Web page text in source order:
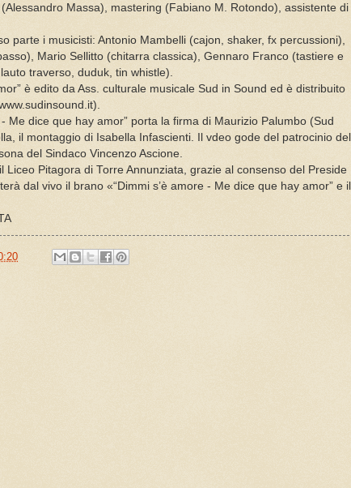
Massa), mastering (Fabiano M. Rotondo), assistente di
parte i musicisti: Antonio Mambelli (cajon, shaker, fx percussioni),
Mario Sellitto (chitarra classica), Gennaro Franco (tastiere e
traverso, duduk, tin whistle).
è edito da Ass. culturale musicale Sud in Sound ed è distribuito
- Me dice que hay amor” porta la firma di Maurizio Palumbo (Sud
il montaggio di Isabella Infascienti. Il vdeo gode del patrocinio del
del Sindaco Vincenzo Ascione.
Pitagora di Torre Annunziata, grazie al consenso del Preside
dal vivo il brano «“Dimmi s’è amore - Me dice que hay amor” e il